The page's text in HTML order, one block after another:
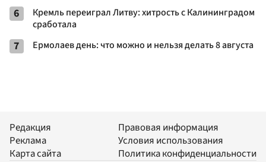
6
Кремль переиграл Литву: хитрость с Калининградом
сработала
7 Ермолаев день: что можно и нельзя делать 8 августа
Редакция
Реклама
Карта сайта
Правовая информация
Условия использования
Политика конфиденциальности